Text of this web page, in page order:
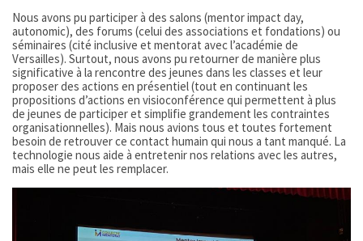
Nous avons pu participer à des salons (mentor impact day,
autonomic), des forums (celui des associations et fondations) ou
séminaires (cité inclusive et mentorat avec l’académie de
Versailles). Surtout, nous avons pu retourner de manière plus
significative à la rencontre des jeunes dans les classes et leur
proposer des actions en présentiel (tout en continuant les
propositions d’actions en visioconférence qui permettent à plus
de jeunes de participer et simplifie grandement les contraintes
organisationnelles). Mais nous avions tous et toutes fortement
besoin de retrouver ce contact humain qui nous a tant manqué. La
technologie nous aide à entretenir nos relations avec les autres,
mais elle ne peut les remplacer.